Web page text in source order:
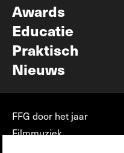
Awards
Educatie
Praktisch
Nieuws
FFG door het jaar
Filmmuziek